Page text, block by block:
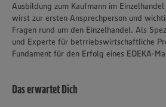
Ausbildung zum Kaufmann im
wirst zur ersten Ansprechperson und
Fragen rund um den Einzelhandel. Als
und Experte für betrriebswirtschaftliche
Fundament für den Erfolg eines EDEKA-
Das erwartet Dich